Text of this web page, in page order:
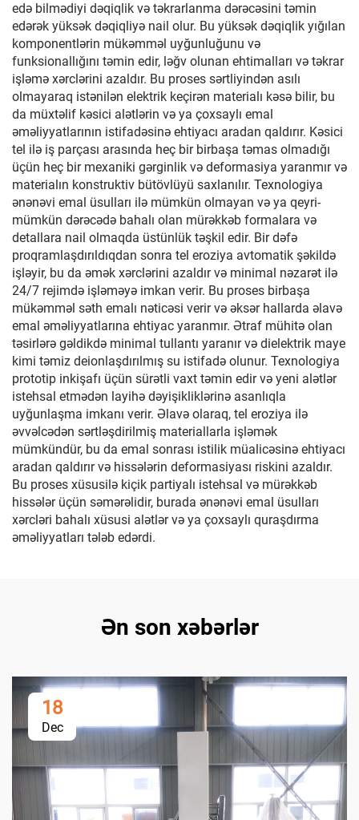
edə bilmədiyi dəqiqlik və təkrarlanma dərəcəsini təmin
edərək yüksək dəqiqliyə nail olur. Bu yüksək dəqiqlik yığılan
komponentlərin mükəmməl uyğunluğunu və
funksionallığını təmin edir, ləğv olunan ehtimalları və təkrar
işləmə xərclərini azaldır. Bu proses sərtliyindən asılı
olmayaraq istənilən elektrik keçirən materialı kəsə bilir, bu
da müxtəlif kəsici alətlərin və ya çoxsaylı emal
əməliyyatlarının istifadəsinə ehtiyacı aradan qaldırır. Kəsici
tel ilə iş parçası arasında heç bir birbaşa təmas olmadığı
üçün heç bir mexaniki gərginlik və deformasiya yaranmır və
materialın konstruktiv bütövlüyü saxlanılır. Texnologiya
ənənəvi emal üsulları ilə mümkün olmayan və ya qeyri-
mümkün dərəcədə bahalı olan mürəkkəb formalara və
detallara nail olmaqda üstünlük təşkil edir. Bir dəfə
proqramlaşdırıldıqdan sonra tel eroziya avtomatik şəkildə
işləyir, bu da əmək xərclərini azaldır və minimal nəzarət ilə
24/7 rejimdə işləməyə imkan verir. Bu proses birbaşa
mükəmməl səth emalı nəticəsi verir və əksər hallarda əlavə
emal əməliyyatlarına ehtiyac yaranmır. Ətraf mühitə olan
təsirlərə gəldikdə minimal tullantı yaranır və dielektrik maye
kimi təmiz deionlaşdırılmış su istifadə olunur. Texnologiya
prototip inkişafı üçün sürətli vaxt təmin edir və yeni alətlər
istehsal etmədən layihə dəyişikliklərinə asanlıqla
uyğunlaşma imkanı verir. Əlavə olaraq, tel eroziya ilə
əvvəlcədən sərtləşdirilmiş materiallarla işləmək
mümkündür, bu da emal sonrası istilik müalicəsinə ehtiyacı
aradan qaldırır və hissələrin deformasiyası riskini azaldır.
Bu proses xüsusilə kiçik partiyalı istehsal və mürəkkəb
hissələr üçün səmərəlidir, burada ənənəvi emal üsulları
xərcləri bahalı xüsusi alətlər və ya çoxsaylı quraşdırma
əməliyyatları tələb edərdi.
Ən son xəbərlər
18
Dec